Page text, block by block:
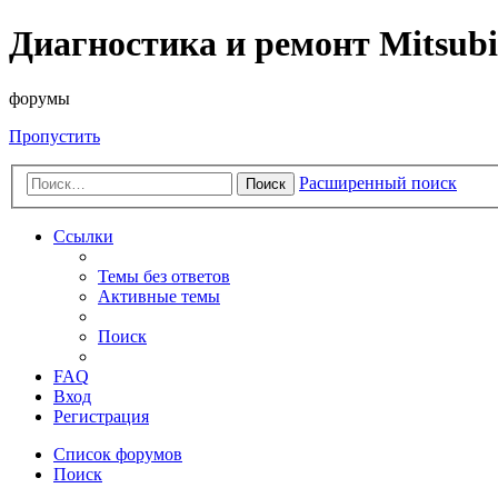
Диагностика и ремонт
форумы
Пропустить
Поиск Расширенный поиск
Ссылки
Темы без ответов
Активные темы
Поиск
FAQ
Вход
Регистрация
Список форумов
Поиск